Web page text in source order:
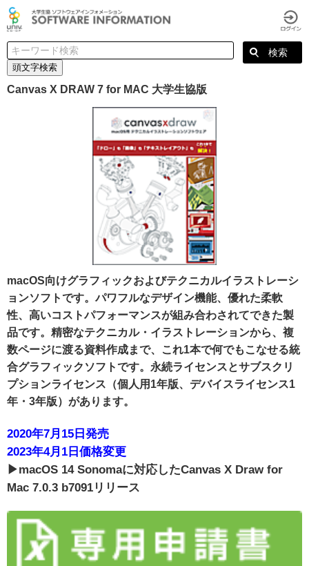
頭文字検索
Canvas X DRAW 7 for MAC 大学生協版
macOS向けグラフィックおよびテクニカルイラストレーシ
ョンソフトです。パワフルなデザイン機能、優れた柔軟
性、高いコストパフォーマンスが組み合わされてできた製
品です。精密なテクニカル・イラストレーションから、複
数ページに渡る資料作成まで、これ1本で何でもこなせる統
合グラフィックソフトです。永続ライセンスとサブスクリ
プションライセンス（個人用1年版、デバイスライセンス1
年・3年版）があります。
2020年7月15日発売
2023年4月1日価格変更
▶︎macOS 14 Sonomaに対応したCanvas X Draw for
Mac 7.0.3 b7091リリース